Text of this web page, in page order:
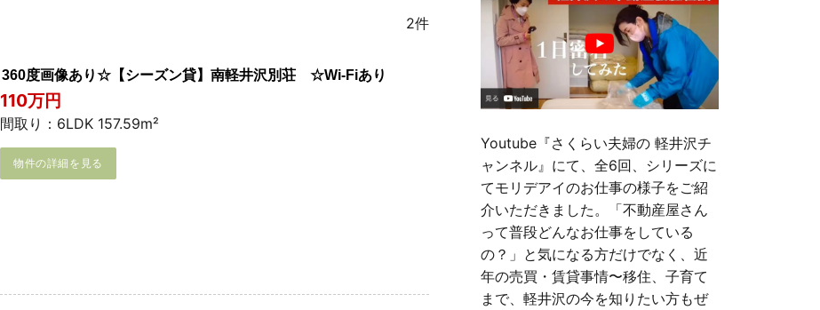
2件
360度画像あり☆【シーズン貸】南軽井沢別荘 ☆Wi-Fiあり
110万円
間取り：6LDK 157.59m²
物件の詳細を見る
Youtube『さくらい夫婦の 軽井沢チ
ャンネル』にて、全6回、シリーズに
てモリデアイのお仕事の様子をご紹
介いただきました。「不動産屋さん
って普段どんなお仕事をしている
の？」と気になる方だけでなく、近
年の売買・賃貸事情〜移住、子育て
まで、軽井沢の今を知りたい方もぜ